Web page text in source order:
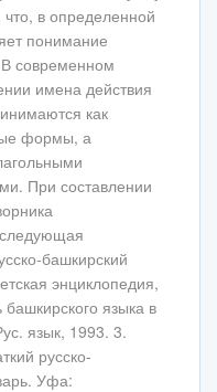
что, в определенной
понимание
современном
имена действия
как
формы, а
При составлении
башкирский
энциклопедия,
языка в
язык, 1993. 3.
русско-
Уфа: